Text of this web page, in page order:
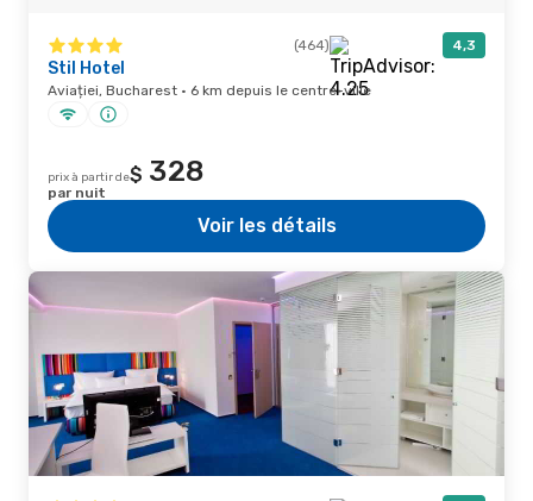
(464) 4,3
Stil Hotel
Aviației, Bucharest · 6 km depuis le centre-ville
prix à partir de$ 328
par nuit
Voir les détails